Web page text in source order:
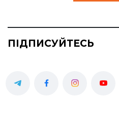
ПІДПИСУЙТЕСЬ